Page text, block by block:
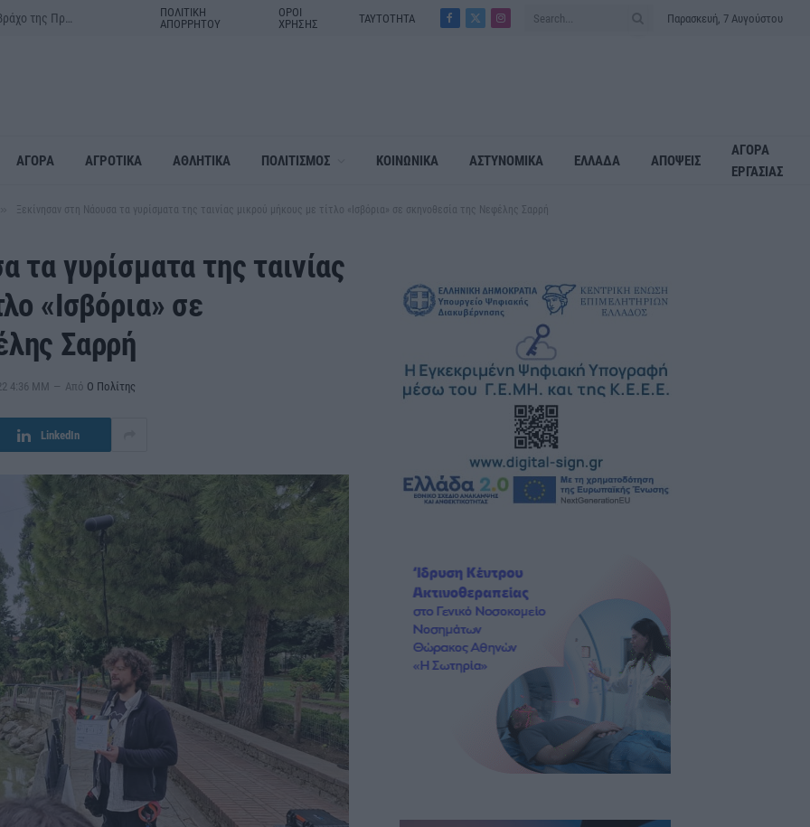
ΠΟΛΙΤΙΚΗ
ΑΠΟΡΡΗΤΟΥ
ΟΡΟΙ
ΧΡΗΣΗΣ
ΤΑΥΤΟΤΗΤΑ
Facebook
X
Instagram
Παρασκευή, 7 Αυγούστου
ΑΓΟΡΑ ΑΓΡΟΤΙΚΑ ΑΘΛΗΤΙΚΑ ΠΟΛΙΤΙΣΜΟΣ ΚΟΙΝΩΝΙΚΑ ΑΣΤΥΝΟΜΙΚΑ ΕΛΛΑΔΑ ΑΠΟΨΕΙΣ
ΑΓΟΡΑ
ΕΡΓΑΣΙΑΣ
Ξεκίνησαν στη Νάουσα τα γυρίσματα της ταινίας μικρού μήκους με τίτλο «Ισβόρια» σε σκηνοθεσία της Νεφέλης Σαρρή
τα γυρίσματα της ταινίας
«Ισβόρια» σε
Σαρρή
4:36 ΜΜ Από Ο Πολίτης
LinkedIn